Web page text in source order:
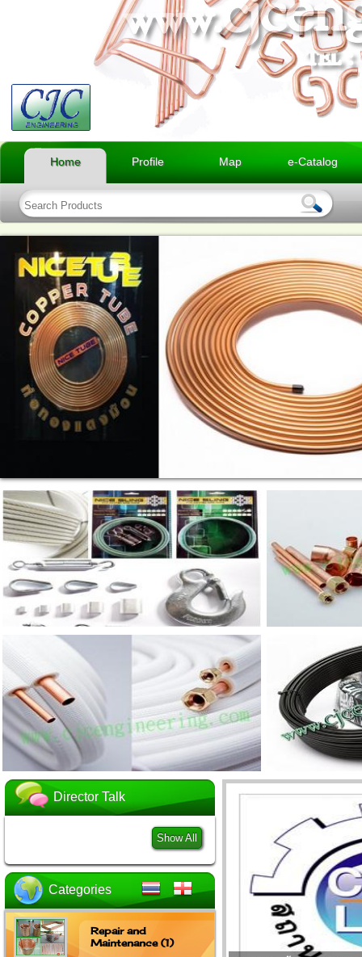
Home Profile Map e-Catalog
Director Talk
Show All
Categories
Repair and
Maintenance (1)